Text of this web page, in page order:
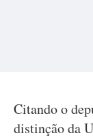
Citando o
distinção da